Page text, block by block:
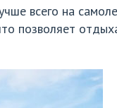
всего на
позволяет